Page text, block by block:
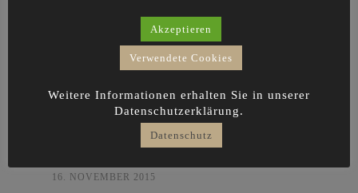
20. DEZEMBER 2017
18. DEZEMBER 2017
GENUSSRAUM MAGAZIN – INTERVIEW „Sinn und
16. NOVEMBER 2015
Akzeptieren
Verwendete Cookies
Weitere Informationen erhalten Sie in unserer
Datenschutzerklärung.
Datenschutz